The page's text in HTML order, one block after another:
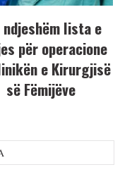
ndjeshëm lista e
për operacione
e Kirurgjisë
së Fëmijëve